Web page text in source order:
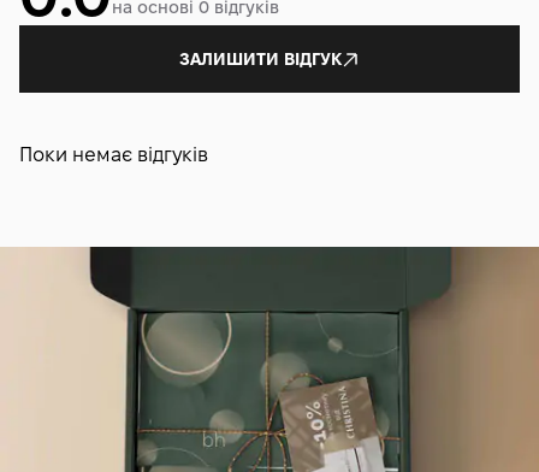
на основі 0 відгуків
ЗАЛИШИТИ ВІДГУК
Поки немає відгуків